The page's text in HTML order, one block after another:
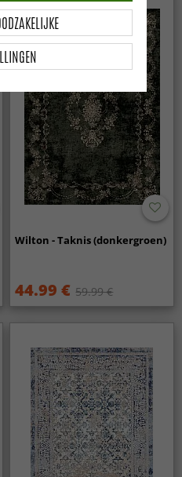
Wilton - Taknis (donkergroen)
44.99 € 59.99 €